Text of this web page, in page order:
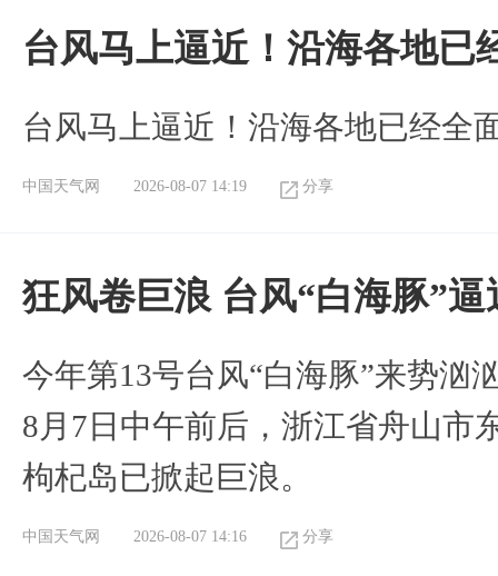
台风马上逼近！沿海各地已
台风马上逼近！沿海各地已经全
中国天气网 2026-08-07 14:19 分享
狂风卷巨浪 台风“白海豚”
今年第13号台风“白海豚”来势汹
8月7日中午前后，浙江省舟山市
枸杞岛已掀起巨浪。
中国天气网 2026-08-07 14:16 分享